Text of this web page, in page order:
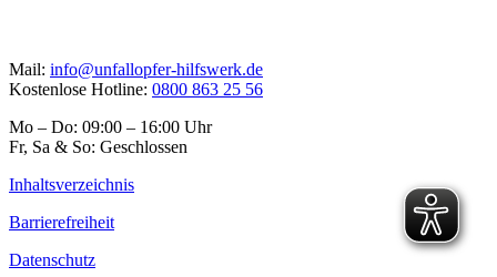
Mail: info@unfallopfer-hilfswerk.de
Kostenlose Hotline: 0800 863 25 56
Mo – Do: 09:00 – 16:00 Uhr
Fr, Sa & So: Geschlossen
Inhaltsverzeichnis
Barrierefreiheit
Datenschutz